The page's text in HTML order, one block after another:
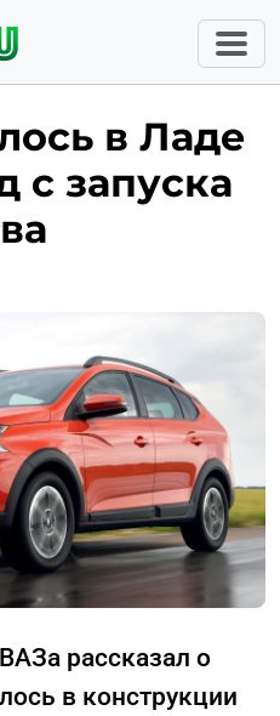
в Ладе
с запуска
рассказал о
в конструкции